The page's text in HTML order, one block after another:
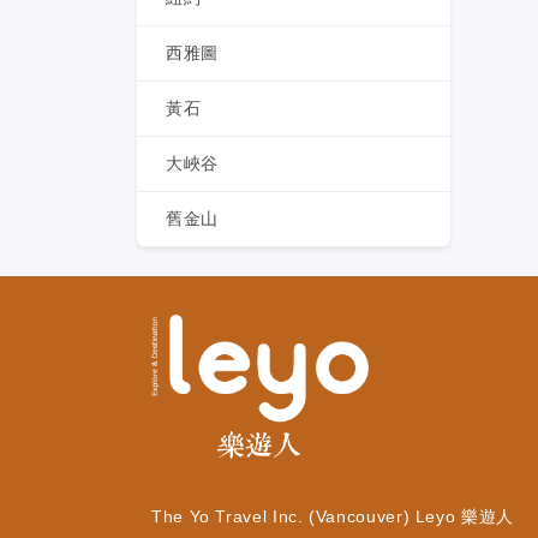
西雅圖
黃石
大峽谷
舊金山
The Yo Travel Inc. (Vancouver) Leyo 樂遊人